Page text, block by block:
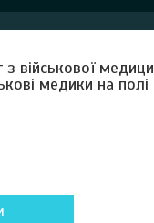
з військової
медики на